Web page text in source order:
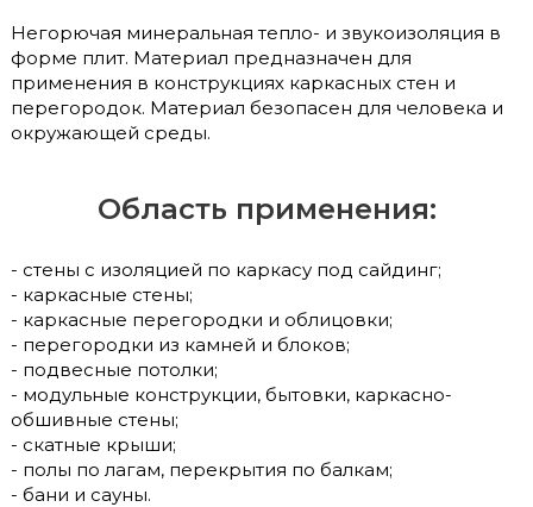
Негорючая минеральная тепло- и звукоизоляция в
форме плит. Материал предназначен для
применения в конструкциях каркасных стен и
перегородок. Материал безопасен для человека и
окружающей среды.
Область применения:
- стены с изоляцией по каркасу под сайдинг;
- каркасные стены;
- каркасные перегородки и облицовки;
- перегородки из камней и блоков;
- подвесные потолки;
- модульные конструкции, бытовки, каркасно-
обшивные стены;
- скатные крыши;
- полы по лагам, перекрытия по балкам;
- бани и сауны.